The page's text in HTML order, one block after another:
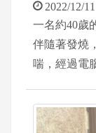
2022/12/11
一名約40歲
伴隨著發燒
喘，經過電
斷為心內膜炎感染。 須避免
染 病人提